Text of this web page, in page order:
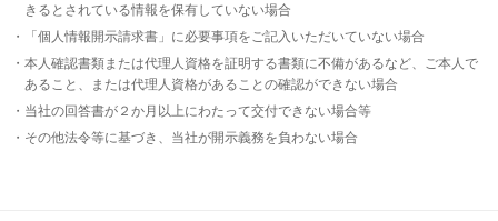
きるとされている情報を保有していない場合
「個人情報開示請求書」に必要事項をご記入いただいていない場合
本人確認書類または代理人資格を証明する書類に不備があるなど、ご本人で
あること、または代理人資格があることの確認ができない場合
当社の回答書が２か月以上にわたって交付できない場合等
その他法令等に基づき、当社が開示義務を負わない場合